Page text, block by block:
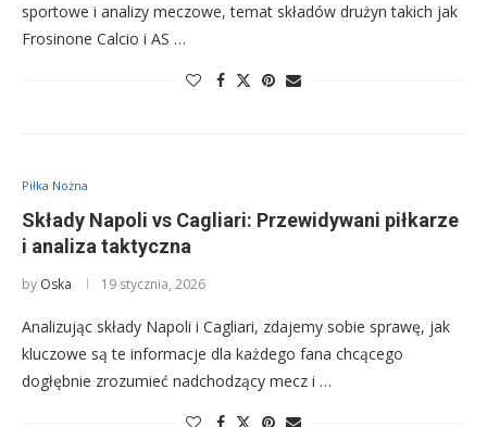
sportowe i analizy meczowe, temat składów drużyn takich jak
Frosinone Calcio i AS …
Piłka Nożna
Składy Napoli vs Cagliari: Przewidywani piłkarze
i analiza taktyczna
by Oska 19 stycznia, 2026
Analizując składy Napoli i Cagliari, zdajemy sobie sprawę, jak
kluczowe są te informacje dla każdego fana chcącego
dogłębnie zrozumieć nadchodzący mecz i …